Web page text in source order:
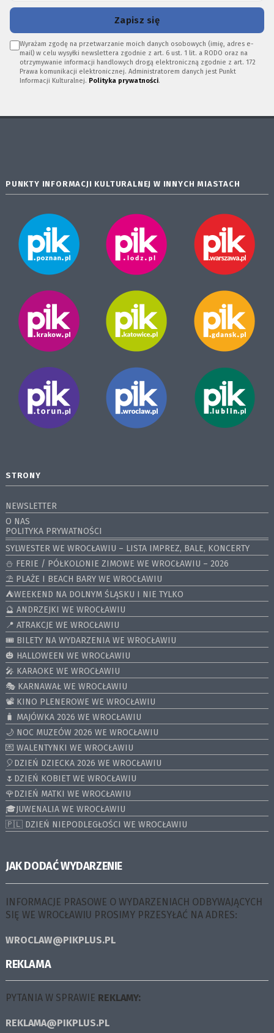
Zapisz się
Wyrażam zgodę na przetwarzanie moich danych osobowych (imię, adres e-
mail) w celu wysyłki newslettera zgodnie z art. 6 ust. 1 lit. a RODO oraz na
otrzymywanie informacji handlowych drogą elektroniczną zgodnie z art. 172
Prawa komunikacji elektronicznej. Administratorem danych jest Punkt
Informacji Kulturalnej. Polityka prywatności.
PUNKTY INFORMACJI KULTURALNEJ W INNYCH MIASTACH
STRONY
NEWSLETTER
O NAS
POLITYKA PRYWATNOŚCI
SYLWESTER WE WROCŁAWIU – LISTA IMPREZ, BALE, KONCERTY
⛄️ FERIE / PÓŁKOLONIE ZIMOWE WE WROCŁAWIU – 2026
⛱️ PLAŻE I BEACH BARY WE WROCŁAWIU
⛺️WEEKEND NA DOLNYM ŚLĄSKU I NIE TYLKO
🔮 ANDRZEJKI WE WROCŁAWIU
📍 ATRAKCJE WE WROCŁAWIU
🎟️ BILETY NA WYDARZENIA WE WROCŁAWIU
🎃 HALLOWEEN WE WROCŁAWIU
🎤 KARAOKE WE WROCŁAWIU
🎭 KARNAWAŁ WE WROCŁAWIU
📽️ KINO PLENEROWE WE WROCŁAWIU
🧳 MAJÓWKA 2026 WE WROCŁAWIU
🌙 NOC MUZEÓW 2026 WE WROCŁAWIU
💌 WALENTYNKI WE WROCŁAWIU
🎈DZIEŃ DZIECKA 2026 WE WROCŁAWIU
🌷DZIEŃ KOBIET WE WROCŁAWIU
🌹DZIEŃ MATKI WE WROCŁAWIU
🎓JUWENALIA WE WROCŁAWIU
🇵🇱 DZIEŃ NIEPODLEGŁOŚCI WE WROCŁAWIU
JAK DODAĆ WYDARZENIE
INFORMACJE PRASOWE O WYDARZENIACH ODBYWAJĄCYCH
SIĘ WE WROCŁAWIU PROSIMY PRZESYŁAĆ NA ADRES:
WROCLAW@PIKPLUS.PL
REKLAMA
PYTANIA W SPRAWIE REKLAMY:
REKLAMA@PIKPLUS.PL